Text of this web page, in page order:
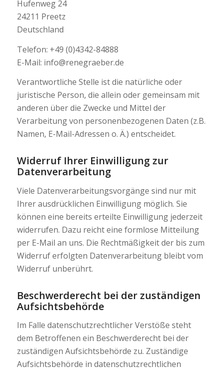
Hufenweg 24
24211 Preetz
Deutschland
Telefon: +49 (0)4342-84888
E-Mail: info@renegraeber.de
Verantwortliche Stelle ist die natürliche oder
juristische Person, die allein oder gemeinsam mit
anderen über die Zwecke und Mittel der
Verarbeitung von personenbezogenen Daten (z.B.
Namen, E-Mail-Adressen o. Ä.) entscheidet.
Widerruf Ihrer Einwilligung zur
Datenverarbeitung
Viele Datenverarbeitungsvorgänge sind nur mit
Ihrer ausdrücklichen Einwilligung möglich. Sie
können eine bereits erteilte Einwilligung jederzeit
widerrufen. Dazu reicht eine formlose Mitteilung
per E-Mail an uns. Die Rechtmäßigkeit der bis zum
Widerruf erfolgten Datenverarbeitung bleibt vom
Widerruf unberührt.
Beschwerderecht bei der zuständigen
Aufsichtsbehörde
Im Falle datenschutzrechtlicher Verstöße steht
dem Betroffenen ein Beschwerderecht bei der
zuständigen Aufsichtsbehörde zu. Zuständige
Aufsichtsbehörde in datenschutzrechtlichen